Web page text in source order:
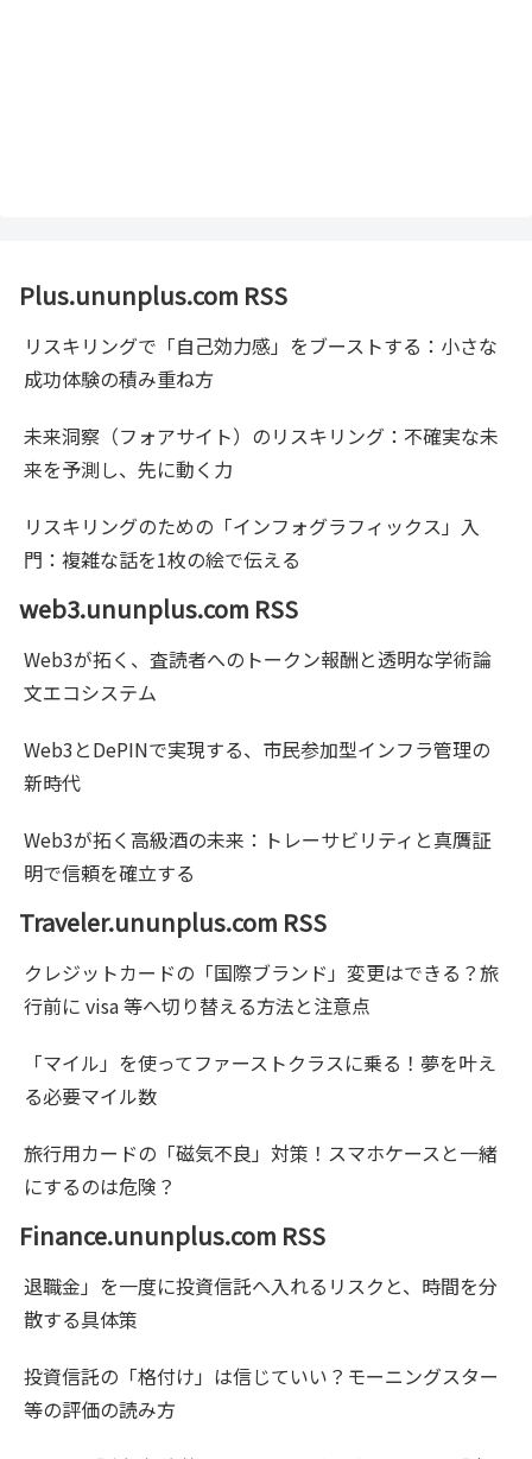
Plus.ununplus.com RSS
リスキリングで「自己効力感」をブーストする：小さな
成功体験の積み重ね方
未来洞察（フォアサイト）のリスキリング：不確実な未
来を予測し、先に動く力
リスキリングのための「インフォグラフィックス」入
門：複雑な話を1枚の絵で伝える
web3.ununplus.com RSS
Web3が拓く、査読者へのトークン報酬と透明な学術論
文エコシステム
Web3とDePINで実現する、市民参加型インフラ管理の
新時代
Web3が拓く高級酒の未来：トレーサビリティと真贋証
明で信頼を確立する
Traveler.ununplus.com RSS
クレジットカードの「国際ブランド」変更はできる？旅
行前に visa 等へ切り替える方法と注意点
「マイル」を使ってファーストクラスに乗る！夢を叶え
る必要マイル数
旅行用カードの「磁気不良」対策！スマホケースと一緒
にするのは危険？
Finance.ununplus.com RSS
退職金」を一度に投資信託へ入れるリスクと、時間を分
散する具体策
投資信託の「格付け」は信じていい？モーニングスター
等の評価の読み方